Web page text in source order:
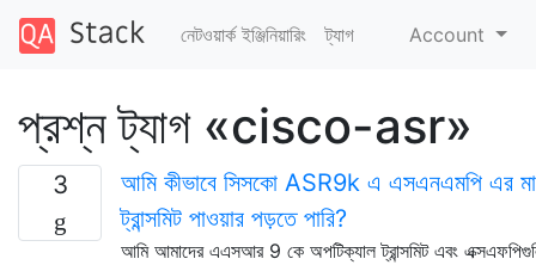
নেটওয়ার্ক ইঞ্জিনিয়ারিং ট্যাগ Account
প্রশ্ন ট্যাগ «cisco-asr»
3
আমি কীভাবে সিসকো ASR9k এ এসএনএমপি এর
ট্রান্সমিট পাওয়ার পড়তে পারি?
আমি আমাদের এএসআর 9 কে অপটিক্যাল ট্রান্সমিট এবং